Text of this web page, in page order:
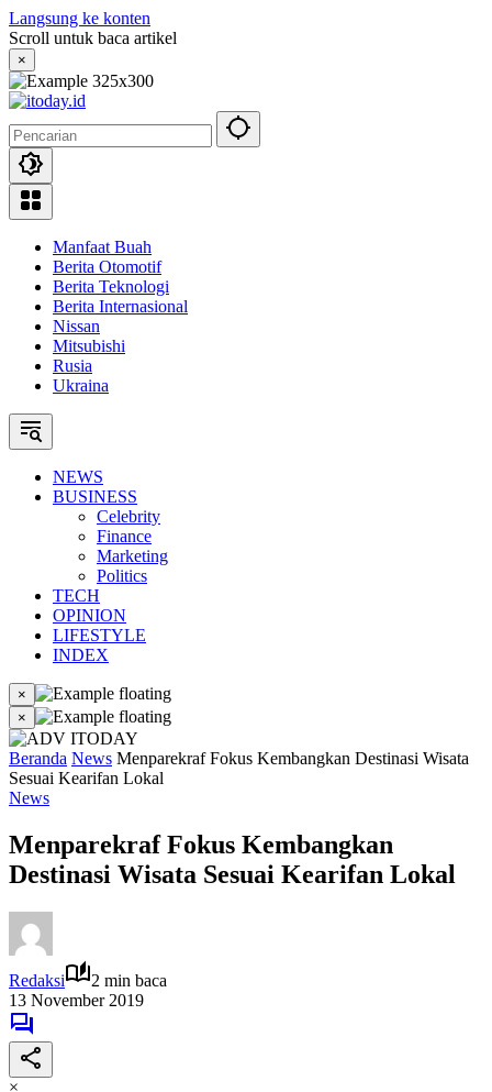
Langsung ke konten
Scroll untuk baca artikel
×
Manfaat Buah
Berita Otomotif
Berita Teknologi
Berita Internasional
Nissan
Mitsubishi
Rusia
Ukraina
NEWS
BUSINESS
Celebrity
Finance
Marketing
Politics
TECH
OPINION
LIFESTYLE
INDEX
×
×
Beranda News Menparekraf Fokus Kembangkan Destinasi Wisata
Sesuai Kearifan Lokal
News
Menparekraf Fokus Kembangkan
Destinasi Wisata Sesuai Kearifan Lokal
Redaksi
2 min baca
13 November 2019
×